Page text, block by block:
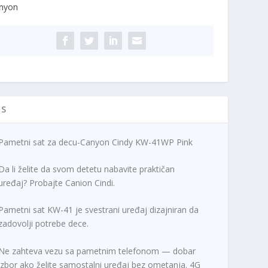
a
c
b
i
a
:
.
4
9
,
.
9
0
0
S
D
Pametni sat za decu-Canyon Cindy KW-41WP Pink
Da li želite da svom detetu nabavite praktičan
Probajte Canion Cindi.
Pametni sat KW-41 je svestrani uređaj dizajniran da
potrebe dece.
Ne zahteva vezu sa pametnim telefonom — dobar
ako želite samostalni uređaj bez ometanja. 4G